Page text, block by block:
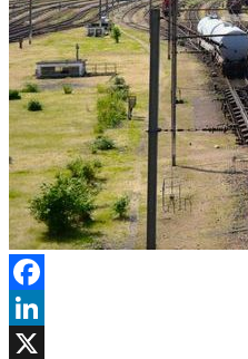
Facebook
LinkedIn